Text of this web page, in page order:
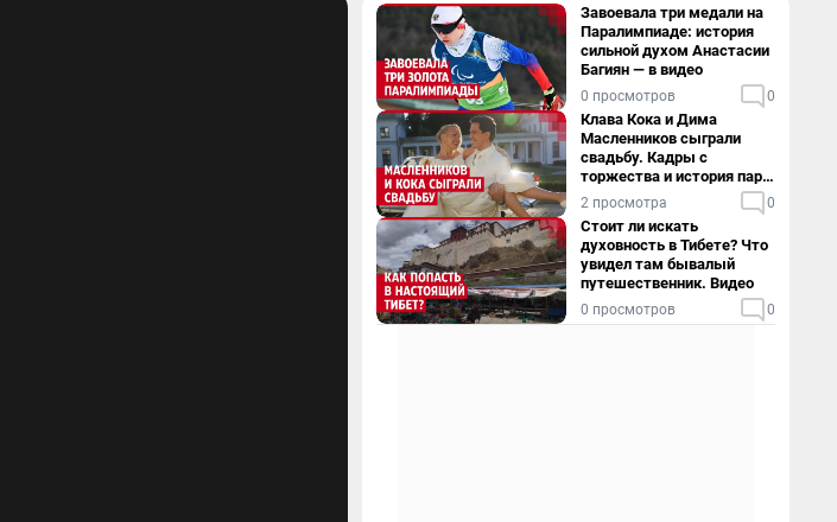
Завоевала три медали на
Паралимпиаде: история
сильной духом Анастасии
Багиян — в видео
0 просмотров 0
Клава Кока и Дима
Масленников сыграли
свадьбу. Кадры с
торжества и история пары
— в видео
2 просмотра 0
Стоит ли искать
духовность в Тибете? Что
увидел там бывалый
путешественник. Видео
0 просмотров 0